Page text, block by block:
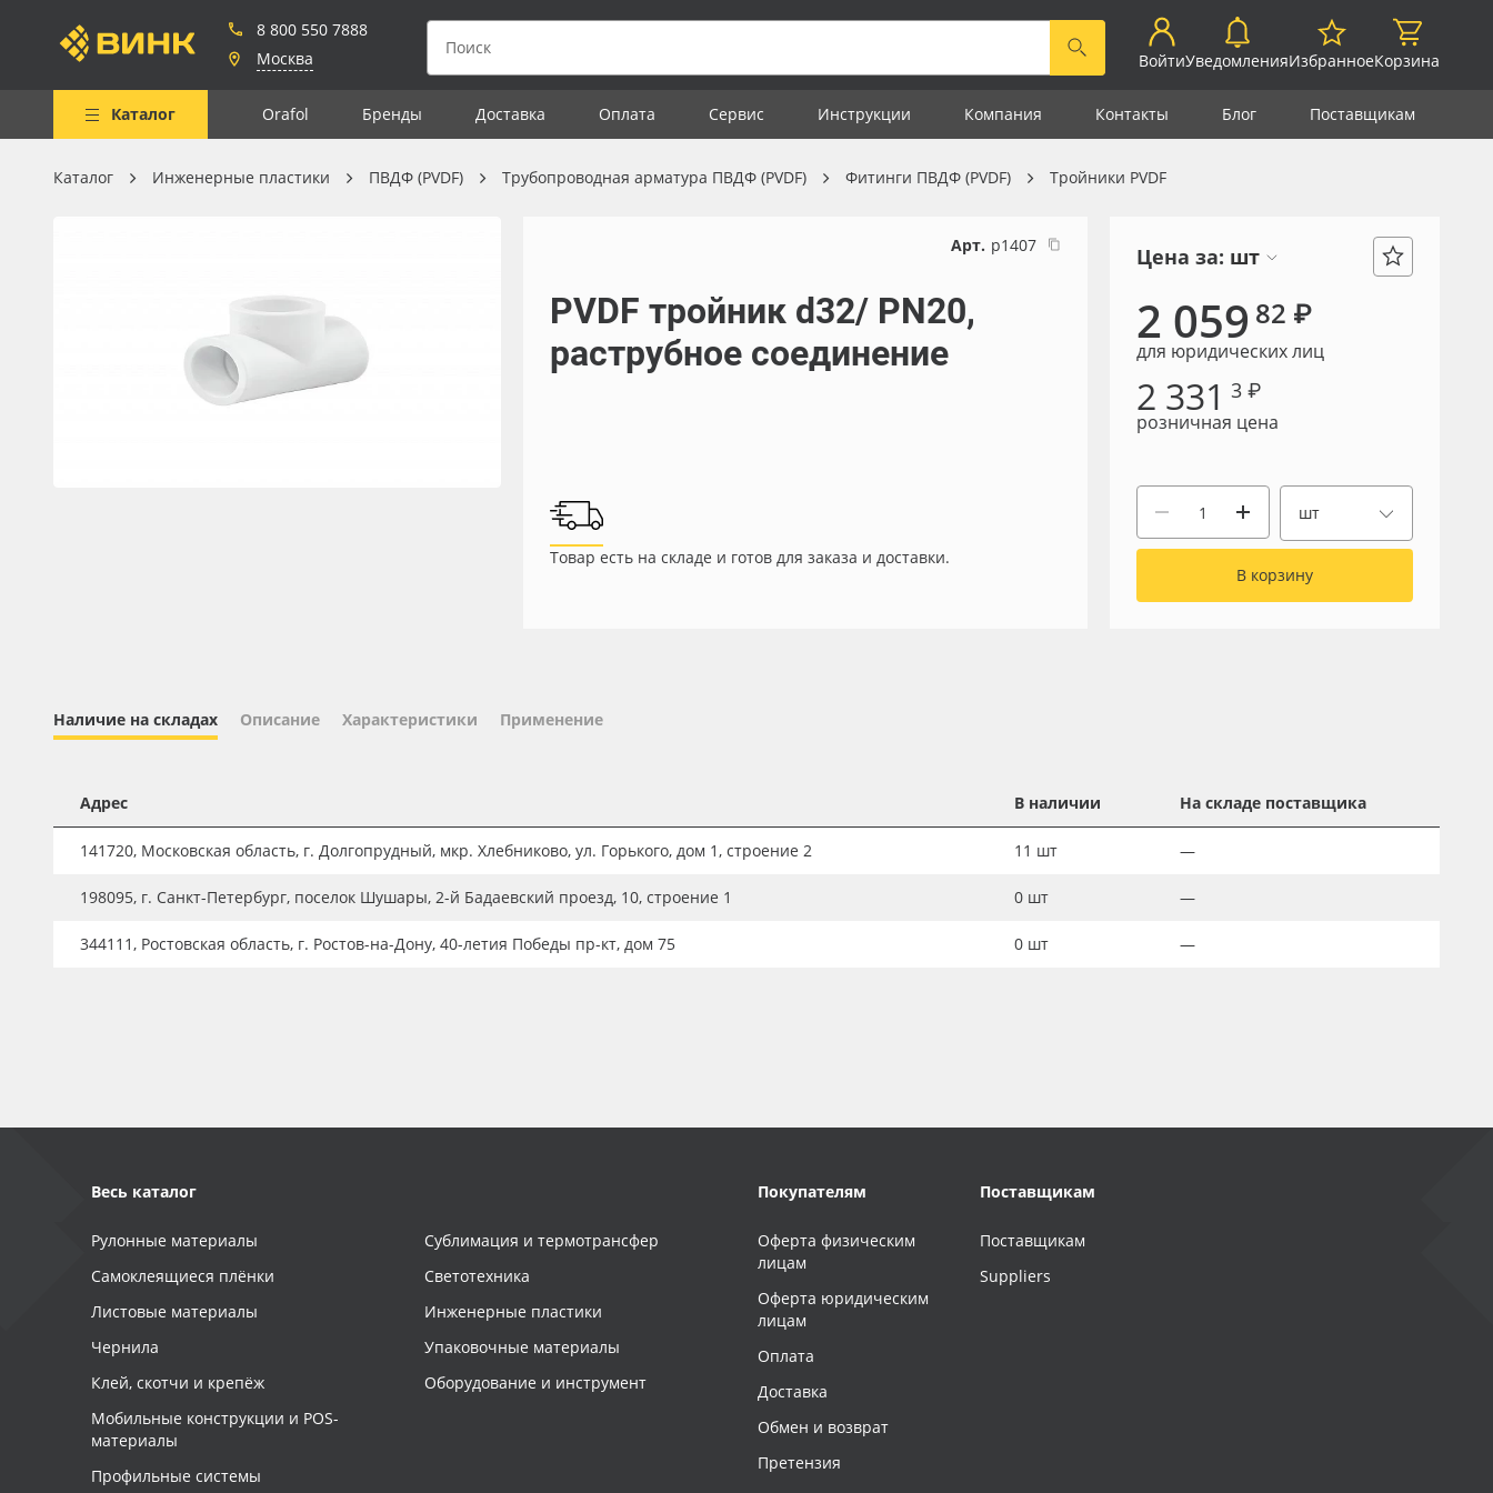
8 800 550 7888
Москва
ВойтиУведомленияИзбранноеКорзина
Каталог Orafol Бренды Доставка Оплата Сервис Инструкции Компания Контакты Блог Поставщикам
Весь каталог
Листовые материалы
Клей, скотчи и крепёж
Новинки ассортимента
Плёнка монтажная Oratape
ПЭТ листовой
ПЭТ бэклит
Каталог Инженерные пластики ПВДФ (PVDF) Трубопроводная арматура ПВДФ (PVDF) Фитинги ПВДФ (PVDF) Тройники PVDF
Арт. р1407
PVDF тройник d32/ PN20,
раструбное соединение
Товар есть на складе и готов для заказа и доставки.
Цена за: шт
2 059 82 ₽
для юридических лиц
2 331 3 ₽
розничная цена
шт
В корзину
Наличие на складах Описание Характеристики Применение
Адрес В наличии На складе поставщика
141720, Московская область, г. Долгопрудный, мкр. Хлебниково, ул. Горького, дом 1, строение 2 11 шт —
198095, г. Санкт-Петербург, поселок Шушары, 2-й Бадаевский проезд, 10, строение 1 0 шт —
344111, Ростовская область, г. Ростов-на-Дону, 40-летия Победы пр-кт, дом 75 0 шт —
Весь каталог
Рулонные материалы
Самоклеящиеся плёнки
Листовые материалы
Чернила
Клей, скотчи и крепёж
Мобильные конструкции и POS-
материалы
Профильные системы
Сублимация и термотрансфер
Светотехника
Инженерные пластики
Упаковочные материалы
Оборудование и инструмент
Покупателям
Оферта физическим
лицам
Оферта юридическим
лицам
Оплата
Доставка
Обмен и возврат
Претензия
Поставщикам
Поставщикам
Suppliers